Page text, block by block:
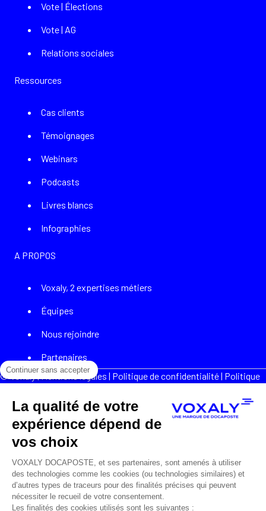
Vote | Élections
Vote | AG
Relations sociales
Ressources
Cas clients
Témoignages
Webinars
Podcasts
Livres blancs
Infographies
A PROPOS
Voxaly, 2 expertises métiers
Équipes
Nous rejoindre
Partenaires
© Voxaly | Mentions légales | Politique de confidentialité| Politique
Création site internet :Web-IA
Continuer sans accepter
La qualité de votre
expérience dépend de
vos choix
VOXALY DOCAPOSTE, et ses partenaires, sont amenés à utiliser
des technologies comme les cookies (ou technologies similaires) et
d’autres types de traceurs pour des finalités précises qui peuvent
nécessiter le recueil de votre consentement.
Les finalités des cookies utilisés sont les suivantes :